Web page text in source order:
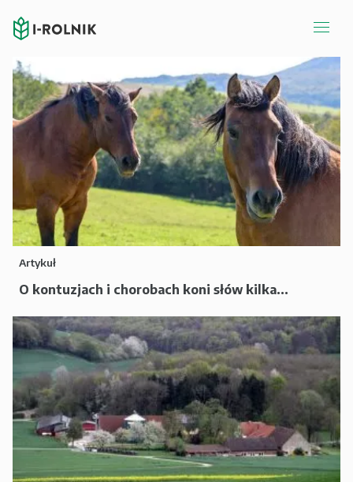
Artykuł
O kontuzjach i chorobach koni słów kilka...